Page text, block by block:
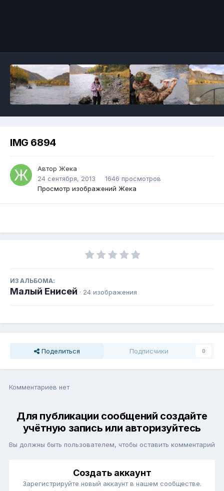
IMG 6894
Автор Жека
24 сентября, 2013
1646 просмотров
Просмотр изображений Жека
ИЗ АЛЬБОМА:
Малый Енисей · 24 изображения
Поделиться Подписчики 0
Комментариев нет
Для публикации сообщений создайте
учётную запись или авторизуйтесь
Вы должны быть пользователем, чтобы оставить комментарий
Создать аккаунт
Зарегистрируйте новый аккаунт в нашем сообществе.